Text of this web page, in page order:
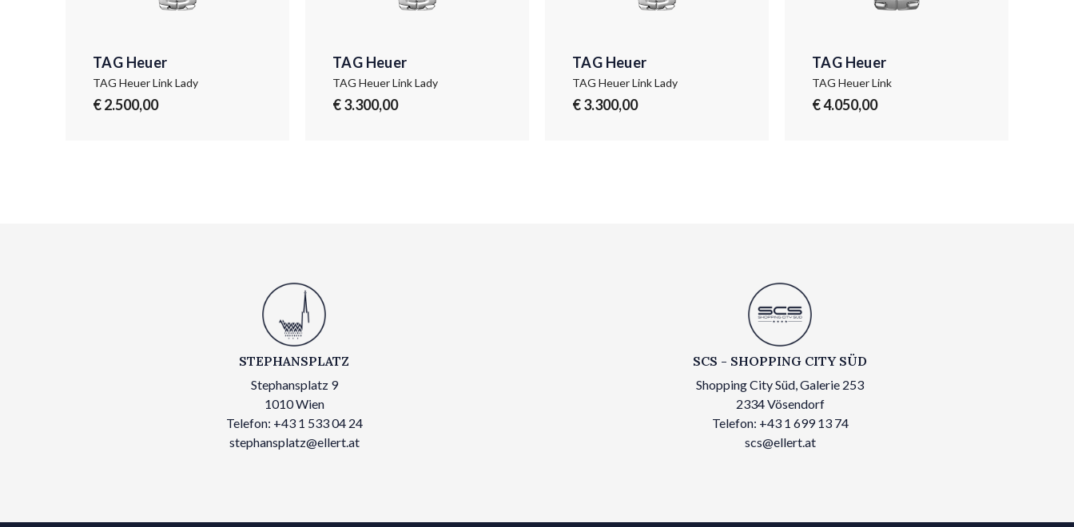
TAG Heuer
TAG Heuer Link Lady
€ 2.500,00
TAG Heuer
TAG Heuer Link Lady
€ 3.300,00
TAG Heuer
TAG Heuer Link Lady
€ 3.300,00
TAG Heuer
TAG Heuer Link
€ 4.050,00
STEPHANSPLATZ
Stephansplatz 9
1010 Wien
Telefon: +43 1 533 04 24
stephansplatz@ellert.at
SCS - SHOPPING CITY SÜD
Shopping City Süd, Galerie 253
2334 Vösendorf
Telefon: +43 1 699 13 74
scs@ellert.at